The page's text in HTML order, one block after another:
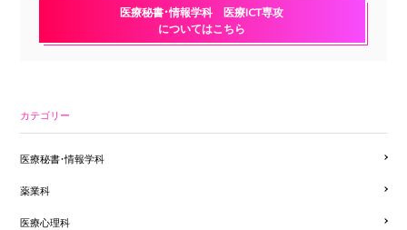
医療秘書・情報学科 医療ICT専攻
についてはこちら
カテゴリー
医療秘書・情報学科
薬業科
医療心理科